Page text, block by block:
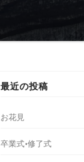
最近の投稿
お花見
卒業式•修了式